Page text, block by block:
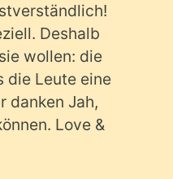
Deshalb
wollen: die
die Leute eine
danken Jah,
Love &